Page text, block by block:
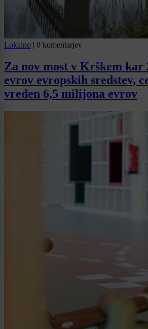
Lokalno | 0 komentarjev
Za nov most v Krškem kar
evrov evropskih sredstev,
vreden 6,5 milijona evrov